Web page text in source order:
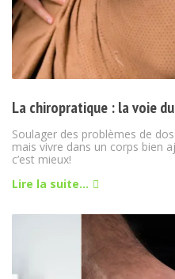
La chiropratique : la voie
Soulager des problèmes de
mais vivre dans un corps bien
c’est mieux!
Lire la suite...